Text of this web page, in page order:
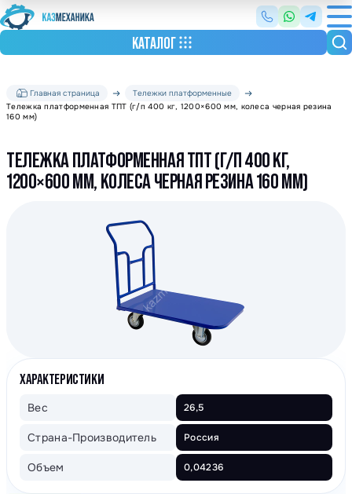
КАТАЛОГ
Главная страница
Тележки платформенные
Тележка платформенная ТПТ (г/п 400 кг, 1200×600 мм, колеса черная резина
160 мм)
ТЕЛЕЖКА ПЛАТФОРМЕННАЯ ТПТ (Г/П 400 КГ,
1200×600 ММ, КОЛЕСА ЧЕРНАЯ РЕЗИНА 160 ММ)
ХАРАКТЕРИСТИКИ
Вес 26,5
Страна-Производитель Россия
Объем 0,04236